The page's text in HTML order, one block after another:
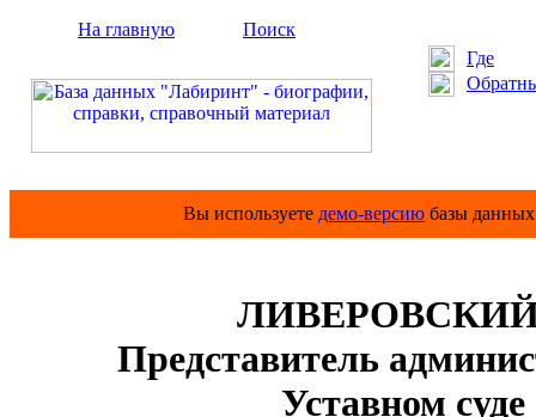
На главную
Поиск
Где
Вы используете демо-версию базы
ЛИВЕРОВСКИЙ
Представитель
Уставном